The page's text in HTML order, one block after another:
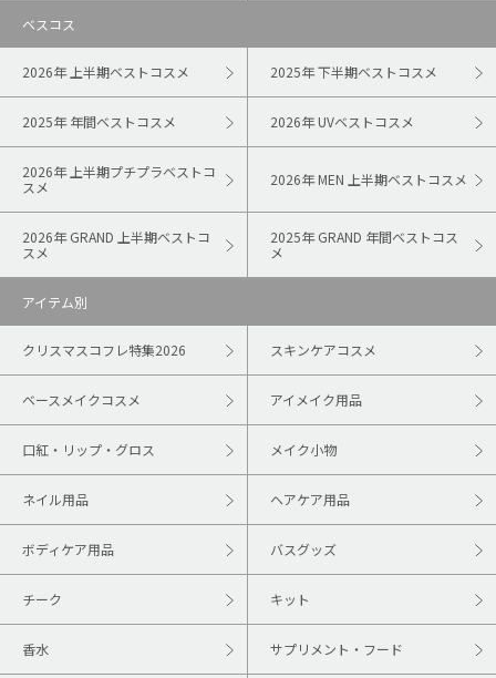
ベスコス
2026年 上半期ベストコスメ 2025年 下半期ベストコスメ
2025年 年間ベストコスメ 2026年 UVベストコスメ
2026年 上半期プチプラベストコ
スメ
2026年 MEN 上半期ベストコスメ
2026年 GRAND 上半期ベストコ
スメ
2025年 GRAND 年間ベストコス
メ
アイテム別
クリスマスコフレ特集2026 スキンケアコスメ
ベースメイクコスメ アイメイク用品
口紅・リップ・グロス メイク小物
ネイル用品 ヘアケア用品
ボディケア用品 バスグッズ
チーク キット
香水 サプリメント・フード